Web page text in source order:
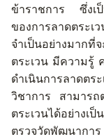
ข้าราชการ
ซึ่งเ
ของการลาดตระเ
จำเป็นอย่างมากที่
ตระเวน มีความรู้
ดำเนินการลาดตร
วิชาการ
สามารถ
ตระเวนได้อย่างเป็
ตรวจวัดพัฒนาการ